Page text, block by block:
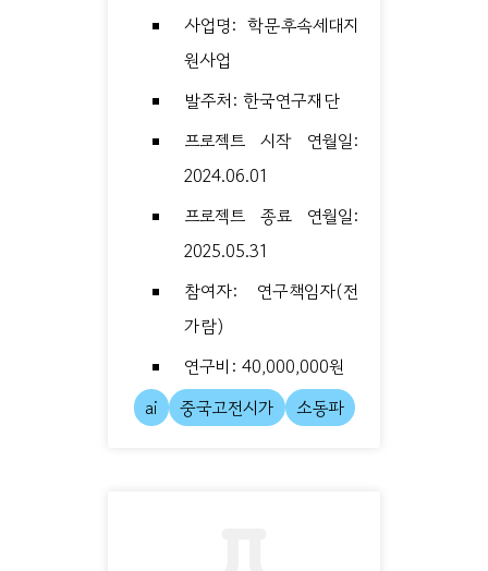
사업명: 학문후속세대지
원사업
발주처: 한국연구재단
프로젝트 시작 연월일:
2024.06.01
프로젝트 종료 연월일:
2025.05.31
참여자: 연구책임자(전
가람)
연구비: 40,000,000원
ai
중국고전시가 소동파